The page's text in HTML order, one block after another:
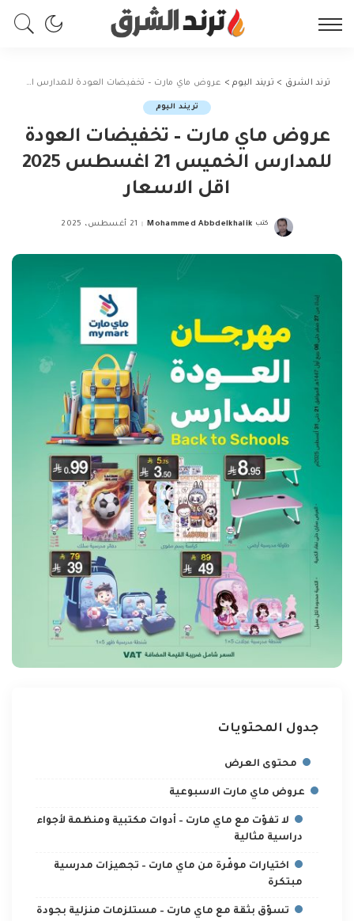
ترند الشرق > تريند اليوم> عروض ماي مارت – تخفيضات العودة للمدارس الخميس 21 اغسطس 2025 اقل الاسعار
تريند اليوم
عروض ماي مارت – تخفيضات العودة
للمدارس الخميس 21 اغسطس 2025
اقل الاسعار
Posted
كتب Mohammed Abbdelkhalik 21 أغسطس، 2025
جدول المحتويات
محتوى العرض
عروض ماي مارت الاسبوعية
لا تفوّت مع ماي مارت – أدوات مكتبية ومنظمة لأجواء
دراسية مثالية
اختيارات موفّرة من ماي مارت – تجهيزات مدرسية
مبتكرة
تسوّق بثقة مع ماي مارت – مستلزمات منزلية بجودة